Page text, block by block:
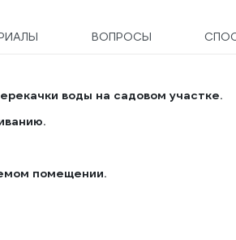
ВОПРОСЫ
воды на садовом участке.
помещении.